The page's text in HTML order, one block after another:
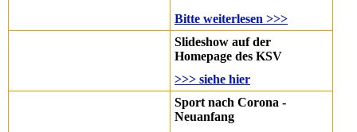
Bitte weiterlesen >>>
Slideshow auf der
Homepage des KSV
>>> siehe hier
Sport nach Corona -
Neuanfang